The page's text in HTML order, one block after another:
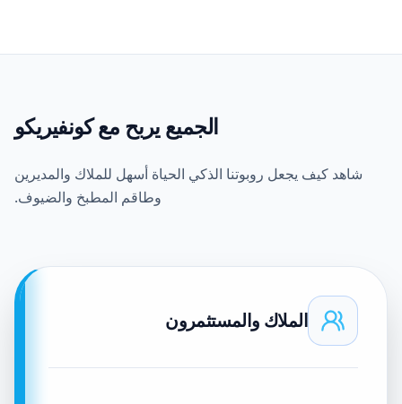
الجميع يربح مع كونفيريكو
شاهد كيف يجعل روبوتنا الذكي الحياة أسهل للملاك والمديرين
وطاقم المطبخ والضيوف.
الملاك والمستثمرون